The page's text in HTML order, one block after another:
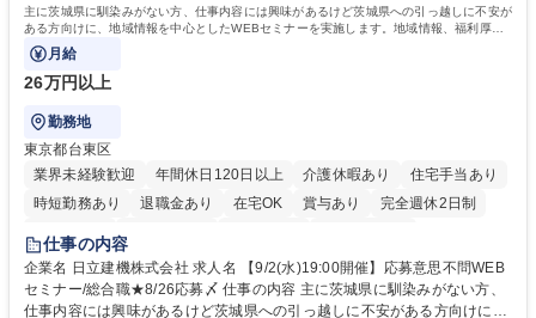
主に茨城県に馴染みがない方、仕事内容には興味があるけど茨城県への引っ越しに不安が
ある方向けに、地域情報を中心としたWEBセミナーを実施します。地域情報、福利厚生
情報等をお伝えします。
月給
26万円以上
勤務地
東京都台東区
業界未経験歓迎
年間休日120日以上 介護休暇あり
住宅手当あり
時短勤務あり
退職金あり 在宅OK 賞与あり
完全週休2日制
交通費支給
仕事の内容
企業名 日立建機株式会社 求人名 【9/2(水)19:00開催】応募意思不問WEB
セミナー/総合職★8/26応募〆 仕事の内容 主に茨城県に馴染みがない方、
仕事内容には興味があるけど茨城県への引っ越しに不安がある方向けに、